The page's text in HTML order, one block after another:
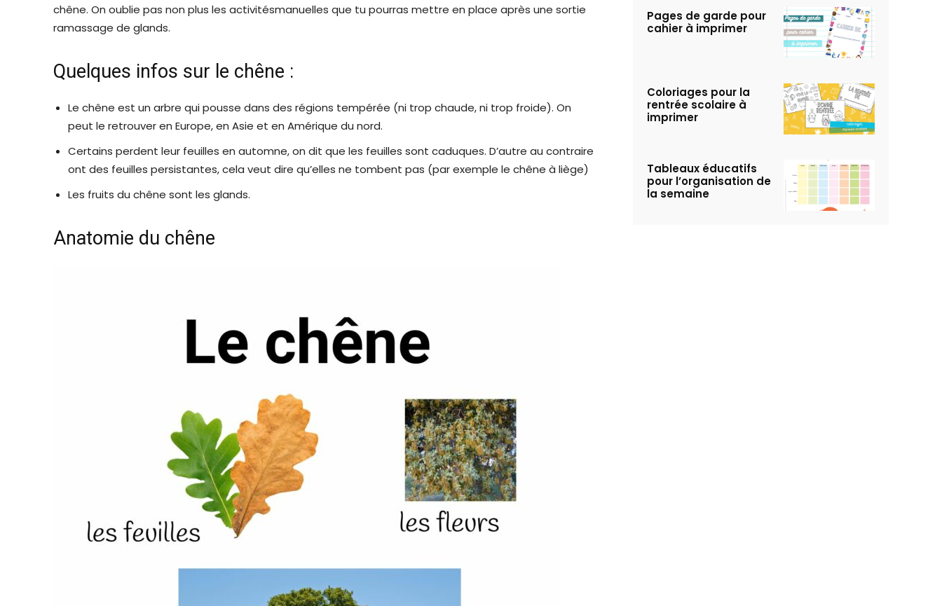
chêne. On oublie pas non plus les activitésmanuelles que tu pourras mettre en place après une sortie
ramassage de glands.
Quelques infos sur le chêne :
Le chêne est un arbre qui pousse dans des régions tempérée (ni trop chaude, ni trop froide). On
peut le retrouver en Europe, en Asie et en Amérique du nord.
Certains perdent leur feuilles en automne, on dit que les feuilles sont caduques. D’autre au contraire
ont des feuilles persistantes, cela veut dire qu’elles ne tombent pas (par exemple le chêne à liège)
Les fruits du chêne sont les glands.
Anatomie du chêne
Pages de garde pour
cahier à imprimer
Coloriages pour la
rentrée scolaire à
imprimer
Tableaux éducatifs
pour l’organisation de
la semaine